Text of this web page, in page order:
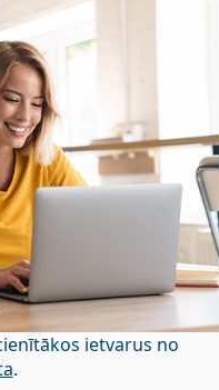
ietvarus no
.